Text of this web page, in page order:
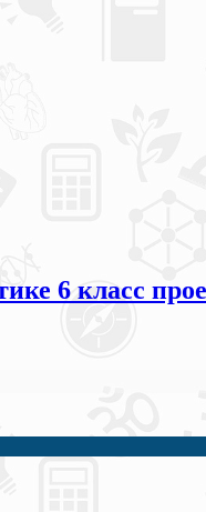
6 класс